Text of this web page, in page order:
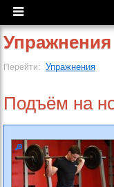
Упражнения
Перейти: Упражнения
Подъём на